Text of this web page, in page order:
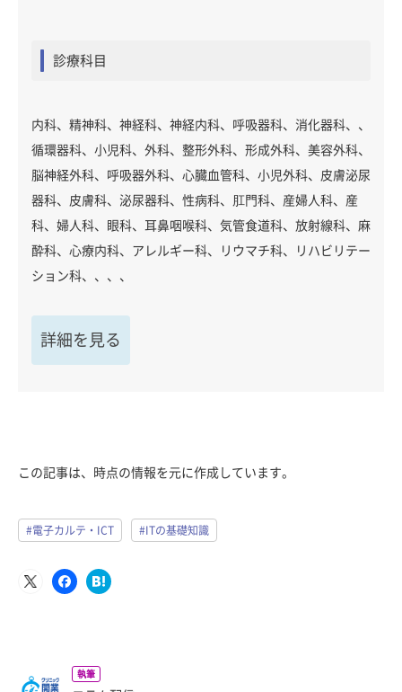
診療科目
内科、精神科、神経科、神経内科、呼吸器科、消化器科、、
循環器科、小児科、外科、整形外科、形成外科、美容外科、
脳神経外科、呼吸器外科、心臓血管科、小児外科、皮膚泌尿
器科、皮膚科、泌尿器科、性病科、肛門科、産婦人科、産
科、婦人科、眼科、耳鼻咽喉科、気管食道科、放射線科、麻
酔科、心療内科、アレルギー科、リウマチ科、リハビリテー
ション科、、、、
詳細を見る
この記事は、時点の情報を元に作成しています。
#電子カルテ・ICT #ITの基礎知識
執筆